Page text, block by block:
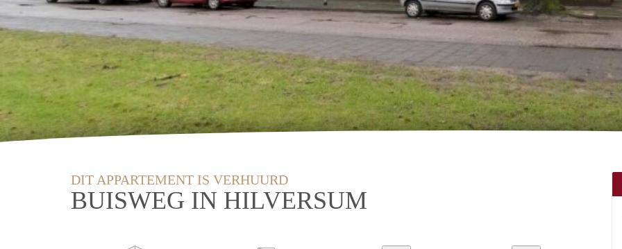
DIT APPARTEMENT IS VERHUURD
BUISWEG IN HILVERSUM